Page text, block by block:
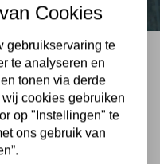
Cookies
gebruikservaring te
te analyseren en
tonen via derde
cookies gebruiken
op "Instellingen" te
ons gebruik van